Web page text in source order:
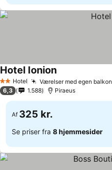
2 Stjerner
Hotel Værelser med egen balkon
Hotel Ionion
6,3 1.588 Piraeus
Af 325 kr.
Se priser fra 8 hjemmesider